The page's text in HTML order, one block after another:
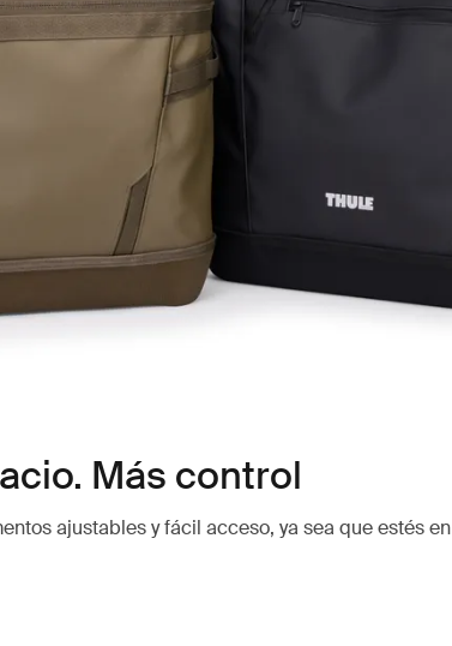
Más control
ajustables y fácil acceso, ya sea que estés en